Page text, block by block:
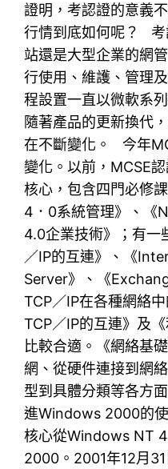
證明，考認證的意義
行情到底如何呢？
站還是大型企業的網
行使用、維護、管理
程設置一直以微軟系
隨著產品的更新換代
在不斷變化。 今年
變化。以前，MCSE
核心，包含四門必修
4．0系統管理》、《
4.0企業技術》；有一
／IP的互連》、《
Server》、《
TCP／IP在各種網絡
TCP／IP的互連》及
比較合適。《網絡基
網、從硬件連接到網
型到具體分類等各方
進Windows 2000的
核心從Windows NT
2000。2001年12月